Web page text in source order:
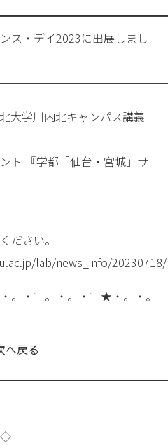
ス・デイ2023に出展しまし
大学川内北キャンパス講義
ト 『学都「仙台・宮城」サ
ださい。
lab/news_info/20230718/
。・゜。・。・゜★・。・。
へ戻る